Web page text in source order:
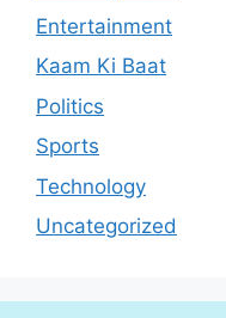
Entertainment
Kaam Ki Baat
Politics
Sports
Technology
Uncategorized